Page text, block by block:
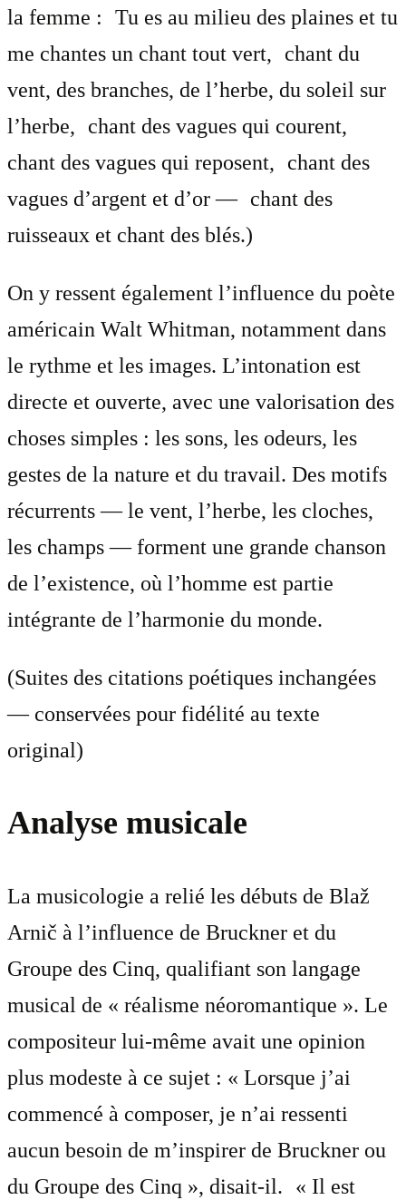
la femme : Tu es au milieu des plaines et tu
me chantes un chant tout vert, chant du
vent, des branches, de l’herbe, du soleil sur
l’herbe, chant des vagues qui courent,
chant des vagues qui reposent, chant des
vagues d’argent et d’or — chant des
ruisseaux et chant des blés.)
On y ressent également l’influence du poète
américain Walt Whitman, notamment dans
le rythme et les images. L’intonation est
directe et ouverte, avec une valorisation des
choses simples : les sons, les odeurs, les
gestes de la nature et du travail. Des motifs
récurrents — le vent, l’herbe, les cloches,
les champs — forment une grande chanson
de l’existence, où l’homme est partie
intégrante de l’harmonie du monde.
(Suites des citations poétiques inchangées
— conservées pour fidélité au texte
original)
Analyse musicale
La musicologie a relié les débuts de Blaž
Arnič à l’influence de Bruckner et du
Groupe des Cinq, qualifiant son langage
musical de « réalisme néoromantique ». Le
compositeur lui-même avait une opinion
plus modeste à ce sujet : « Lorsque j’ai
commencé à composer, je n’ai ressenti
aucun besoin de m’inspirer de Bruckner ou
du Groupe des Cinq », disait-il. « Il est